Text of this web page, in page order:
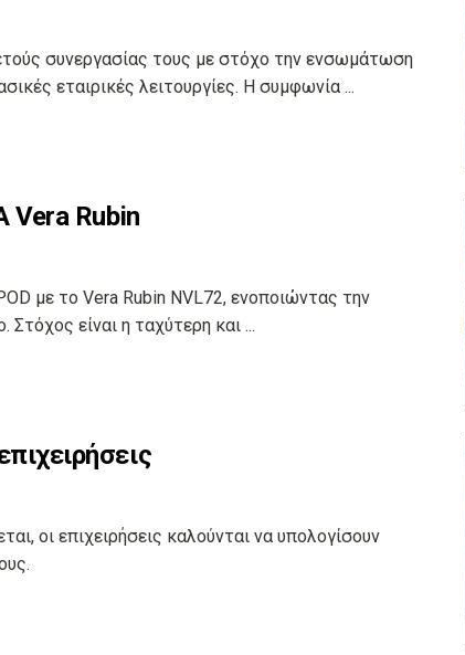
συνεργασίας τους με στόχο την ενσωμάτωση
εταιρικές λειτουργίες. Η συμφωνία ...
Vera Rubin
με το Vera Rubin NVL72, ενοποιώντας την
Στόχος είναι η ταχύτερη και ...
οι επιχειρήσεις καλούνται να υπολογίσουν